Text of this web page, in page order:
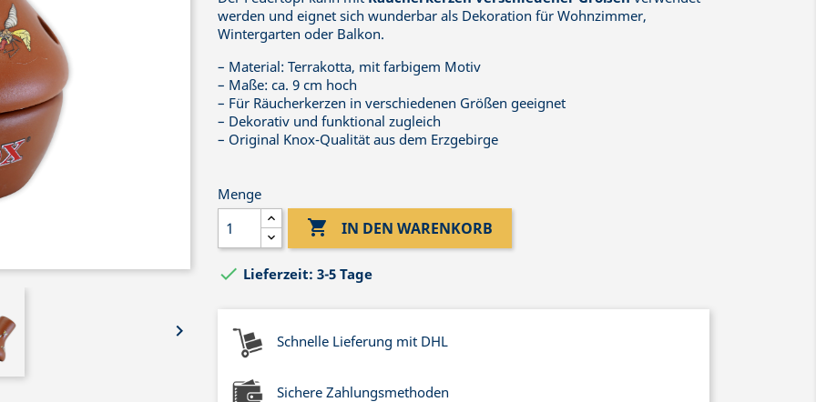

werden und eignet sich wunderbar als Dekoration für Wohnzimmer,
Wintergarten oder Balkon.
– Material: Terrakotta, mit farbigem Motiv
– Maße: ca. 9 cm hoch
– Für Räucherkerzen in verschiedenen Größen geeignet
– Dekorativ und funktional zugleich
– Original Knox-Qualität aus dem Erzgebirge
Menge
 IN DEN WARENKORB
 Lieferzeit: 3-5 Tage
Schnelle Lieferung mit DHL
Sichere Zahlungsmethoden